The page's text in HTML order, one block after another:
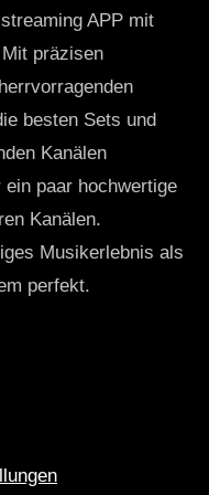
APP mit
präzisen
besten Sets und
Kanälen
paar hochwertige
Kanälen.
Musikerlebnis als
perfekt.